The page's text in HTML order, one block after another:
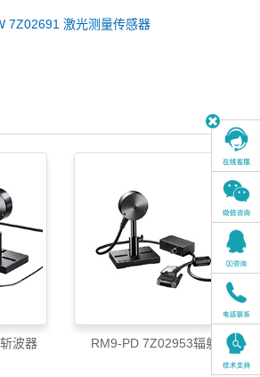
7Z02691 激光测量传感器
波器 RM9-PD 7Z02953辐射计